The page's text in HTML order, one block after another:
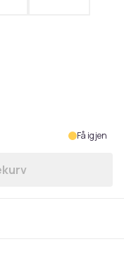
Få igjen
Switch 2 i